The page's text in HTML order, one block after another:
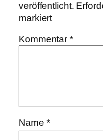
veröffentlicht.
markiert
Kommentar*
Name *